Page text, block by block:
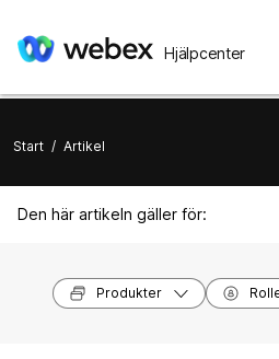
Hjälpcenter
Start / Artikel
Den här artikeln gäller för:
Produkter